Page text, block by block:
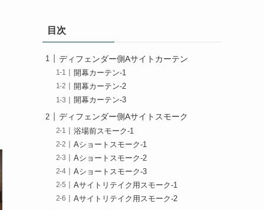
目次
ディフェンダー側Aサイトカーテン
開幕カーテン-1
開幕カーテン-2
開幕カーテン-3
ディフェンダー側Aサイトスモーク
浴場前スモーク-1
Aショートスモーク-1
Aショートスモーク-2
Aショートスモーク-3
Aサイトリテイク用スモーク-1
Aサイトリテイク用スモーク-2